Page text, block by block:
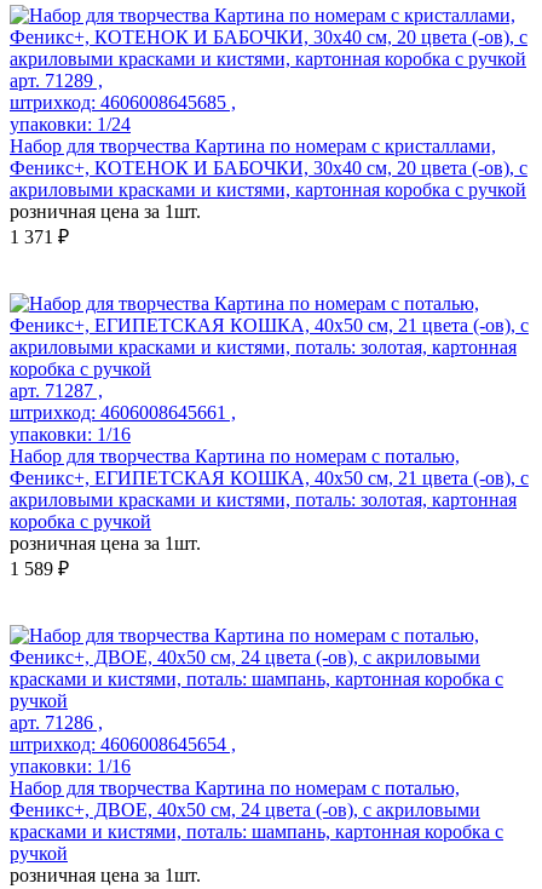
арт. 71289 ,
штрихкод: 4606008645685 ,
упаковки: 1/24
Набор для творчества Картина по номерам с кристаллами,
Феникс+, КОТЕНОК И БАБОЧКИ, 30х40 см, 20 цвета (-ов), с
акриловыми красками и кистями, картонная коробка с ручкой
розничная цена за 1шт.
1 371 ₽
арт. 71287 ,
штрихкод: 4606008645661 ,
упаковки: 1/16
Набор для творчества Картина по номерам с поталью,
Феникс+, ЕГИПЕТСКАЯ КОШКА, 40х50 см, 21 цвета (-ов), с
акриловыми красками и кистями, поталь: золотая, картонная
коробка с ручкой
розничная цена за 1шт.
1 589 ₽
арт. 71286 ,
штрихкод: 4606008645654 ,
упаковки: 1/16
Набор для творчества Картина по номерам с поталью,
Феникс+, ДВОЕ, 40х50 см, 24 цвета (-ов), с акриловыми
красками и кистями, поталь: шампань, картонная коробка с
ручкой
розничная цена за 1шт.